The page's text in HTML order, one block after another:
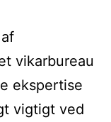
vikarbureau
ekspertise
vigtigt ved